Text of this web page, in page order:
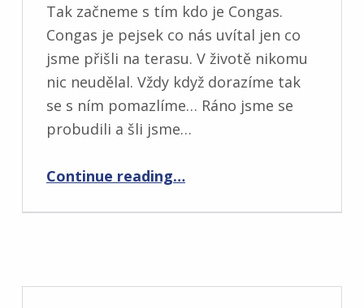
Tak začneme s tím kdo je Congas.
Congas je pejsek co nás uvítal jen co
jsme přišli na terasu. V životě nikomu
nic neudělal. Vždy když dorazíme tak
se s ním pomazlíme… Ráno jsme se
probudili a šli jsme…
Continue reading…